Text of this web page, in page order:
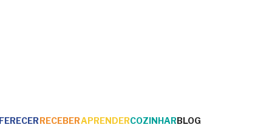
RECEBERAPRENDERCOZINHARBLOG